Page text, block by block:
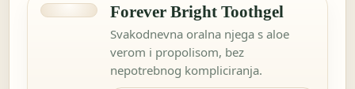
Forever Bright Toothgel
Svakodnevna oralna njega s aloe
verom i propolisom, bez
nepotrebnog kompliciranja.